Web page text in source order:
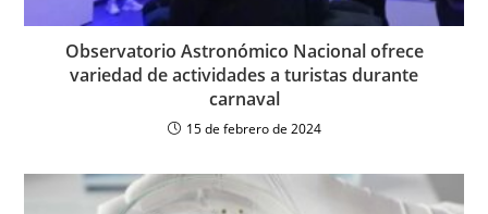
Observatorio Astronómico Nacional ofrece
variedad de actividades a turistas durante
carnaval
15 de febrero de 2024